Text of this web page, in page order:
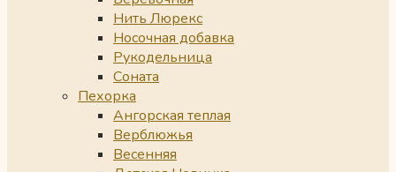
Нить Люрекс
Носочная добавка
Рукодельница
Соната
Пехорка
Ангорская теплая
Верблюжья
Весенняя